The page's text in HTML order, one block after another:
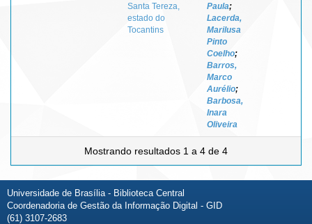
Santa Tereza,
estado do
Tocantins
Paula;
Lacerda,
Marilusa
Pinto
Coelho;
Barros,
Marco
Aurélio;
Barbosa,
Inara
Oliveira
Mostrando resultados 1 a 4 de 4
Universidade de Brasília - Biblioteca Central
Coordenadoria de Gestão da Informação Digital - GID
(61) 3107-2683